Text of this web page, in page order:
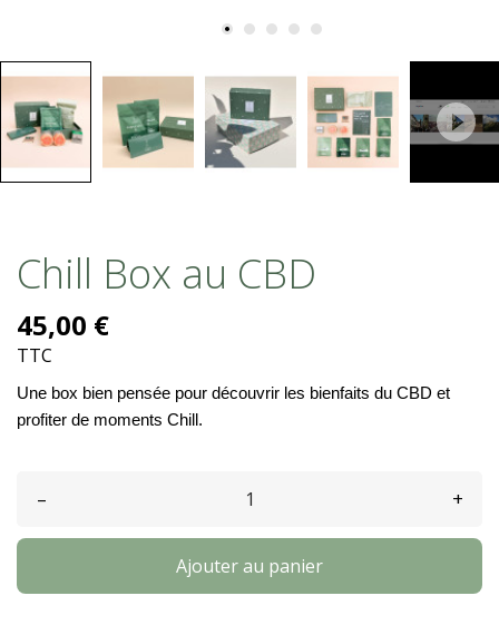
Chill Box au CBD
45,00 €
TTC
Une box bien pensée pour découvrir les bienfaits du CBD et
profiter de moments Chill.
– +
Ajouter au panier